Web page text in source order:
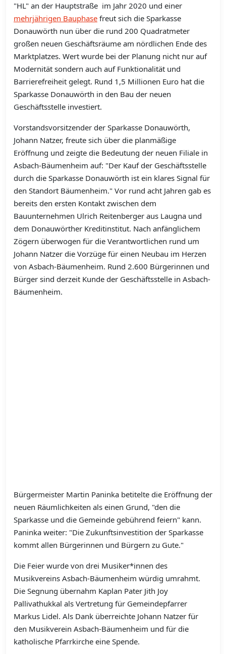
"HL" an der Hauptstraße im Jahr 2020 und einer
mehrjährigen Bauphase freut sich die Sparkasse
Donauwörth nun über die rund 200 Quadratmeter
großen neuen Geschäftsräume am nördlichen Ende des
Marktplatzes. Wert wurde bei der Planung nicht nur auf
Modernität sondern auch auf Funktionalität und
Barrierefreiheit gelegt. Rund 1,5 Millionen Euro hat die
Sparkasse Donauwörth in den Bau der neuen
Geschäftsstelle investiert.
Vorstandsvorsitzender der Sparkasse Donauwörth,
Johann Natzer, freute sich über die planmäßige
Eröffnung und zeigte die Bedeutung der neuen Filiale in
Asbach-Bäumenheim auf: "Der Kauf der Geschäftsstelle
durch die Sparkasse Donauwörth ist ein klares Signal für
den Standort Bäumenheim." Vor rund acht Jahren gab es
bereits den ersten Kontakt zwischen dem
Bauunternehmen Ulrich Reitenberger aus Laugna und
dem Donauwörther Kreditinstitut. Nach anfänglichem
Zögern überwogen für die Verantwortlichen rund um
Johann Natzer die Vorzüge für einen Neubau im Herzen
von Asbach-Bäumenheim. Rund 2.600 Bürgerinnen und
Bürger sind derzeit Kunde der Geschäftsstelle in Asbach-
Bäumenheim.
Bürgermeister Martin Paninka betitelte die Eröffnung der
neuen Räumlichkeiten als einen Grund, "den die
Sparkasse und die Gemeinde gebührend feiern" kann.
Paninka weiter: "Die Zukunftsinvestition der Sparkasse
kommt allen Bürgerinnen und Bürgern zu Gute."
Die Feier wurde von drei Musiker*innen des
Musikvereins Asbach-Bäumenheim würdig umrahmt.
Die Segnung übernahm Kaplan Pater Jith Joy
Pallivathukkal als Vertretung für Gemeindepfarrer
Markus Lidel. Als Dank überreichte Johann Natzer für
den Musikverein Asbach-Bäumenheim und für die
katholische Pfarrkirche eine Spende.